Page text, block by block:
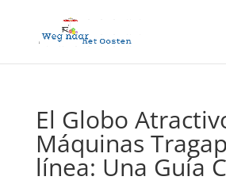
El Globo
Máquinas
línea: Una Guía